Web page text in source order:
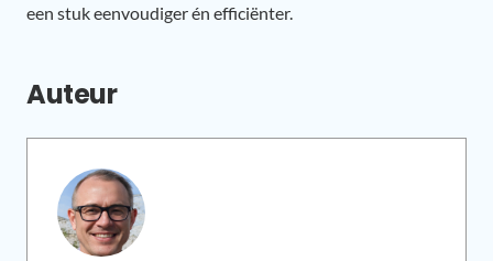
een stuk eenvoudiger én efficiënter.
Auteur